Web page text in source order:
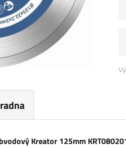
Kreator 125mm